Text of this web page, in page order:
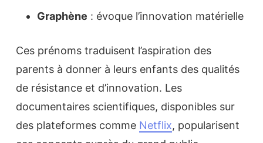
Graphène : évoque l’innovation matérielle
Ces prénoms traduisent l’aspiration des
parents à donner à leurs enfants des qualités
de résistance et d’innovation. Les
documentaires scientifiques, disponibles sur
des plateformes comme Netflix, popularisent